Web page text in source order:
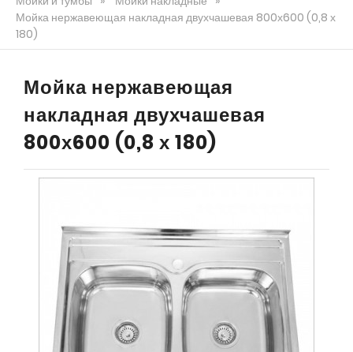
Мойка нержавеющая накладная двухчашевая 800х600 (0,8 х
180)
Мойка нержавеющая
накладная двухчашевая
800х600 (0,8 х 180)